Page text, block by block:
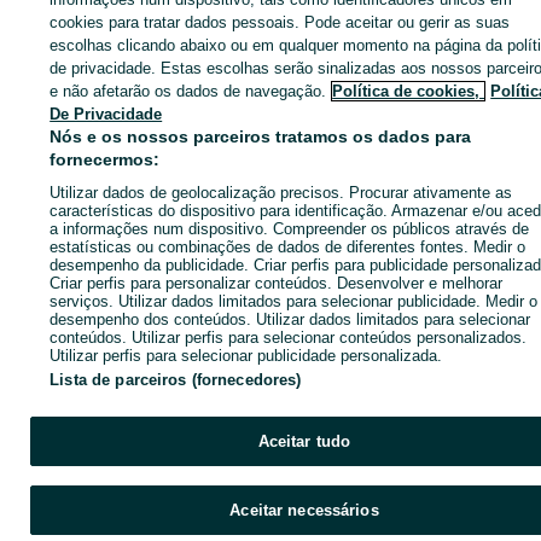
CATEGORIA
632245113 Cliques:
Ligar / SMS Enviar mensagem
cookies para tratar dados pessoais. Pode aceitar ou gerir as suas
escolhas clicando abaixo ou em qualquer momento na página da
de privacidade. Estas escolhas serão sinalizadas aos nossos
e não afetarão os dados de navegação. Política de cookies,
De Privacidade
Nós e os nossos parceiros tratamos os dados para
fornecermos:
Utilizar dados de geolocalização precisos. Procurar ativamente as
características do dispositivo para identificação. Armazenar e/ou
a informações num dispositivo. Compreender os públicos através de
estatísticas ou combinações de dados de diferentes fontes. Medir o
desempenho da publicidade. Criar perfis para publicidade
Criar perfis para personalizar conteúdos. Desenvolver e melhorar
serviços. Utilizar dados limitados para selecionar publicidade. Medir o
desempenho dos conteúdos. Utilizar dados limitados para selecionar
conteúdos. Utilizar perfis para selecionar conteúdos personalizados.
Utilizar perfis para selecionar publicidade personalizada.
Lista de parceiros (fornecedores)
Aceitar tudo
Aceitar necessários